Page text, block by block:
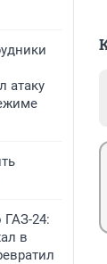
атаку
ГАЗ-24:
в